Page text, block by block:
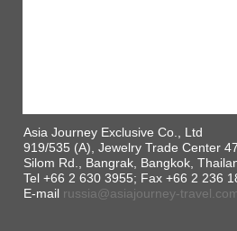
Asia Journey Exclusive Co., Ltd
919/535 (A), Jewelry Trade Center
Silom Rd., Bangrak, Bangkok,
Tel +66 2 630 3955; Fax +66 2 236
E-mail russia@asiajourney-